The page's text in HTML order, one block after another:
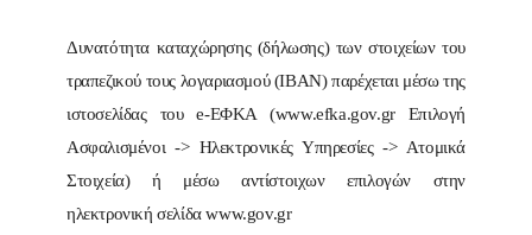
Δυνατότητα καταχώρησης (δήλωσης) των στοιχείων του
τραπεζικού τους λογαριασμού (ΙΒΑΝ) παρέχεται μέσω της
ιστοσελίδας του e-ΕΦΚΑ (www.efka.gov.gr Επιλογή
Ασφαλισμένοι -> Ηλεκτρονικές Υπηρεσίες -> Ατομικά
Στοιχεία) ή μέσω αντίστοιχων επιλογών στην
ηλεκτρονική σελίδα www.gov.gr